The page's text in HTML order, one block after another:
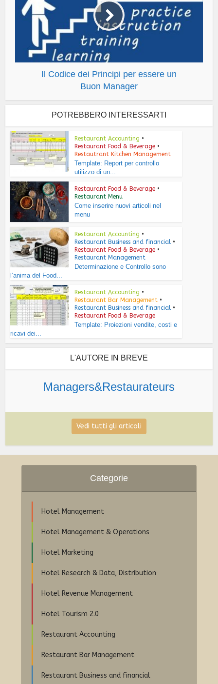
Il Codice dei Principi per essere un
Buon Manager
POTREBBERO INTERESSARTI
Restaurant Accounting •
Restaurant Food & Beverage •
Restautrant Kitchen Management
Template: Report per controllo
utilizzo di un...
Restaurant Food & Beverage •
Restaurant Menu
Come inserire nuovi articoli nel
menu
Restaurant Accounting •
Restaurant Business and financial •
Restaurant Food & Beverage •
Restaurant Management
Determinazione e Controllo sono
l’anima del Food...
Restaurant Accounting •
Restaurant Bar Management •
Restaurant Business and financial •
Restaurant Food & Beverage
Template: Proiezioni vendite, costi e
ricavi dei...
L'AUTORE IN BREVE
Managers&Restaurateurs
Vedi tutti gli articoli
Categorie
Hotel Management
Hotel Management & Operations
Hotel Marketing
Hotel Research & Data, Distribution
Hotel Revenue Management
Hotel Tourism 2.0
Restaurant Accounting
Restaurant Bar Management
Restaurant Business and financial